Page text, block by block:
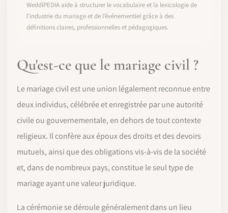
COMMENCER
WeddiPEDIA aide à structurer le vocabulaire et la lexicologie de
l’industrie du mariage et de l’événementiel grâce à des
définitions claires, professionnelles et pédagogiques.
Qu'est-ce que le mariage civil ?
Le mariage civil est une union légalement reconnue entre
deux individus, célébrée et enregistrée par une autorité
civile ou gouvernementale, en dehors de tout contexte
religieux. Il confère aux époux des droits et des devoirs
mutuels, ainsi que des obligations vis-à-vis de la société
et, dans de nombreux pays, constitue le seul type de
mariage ayant une valeur juridique.
La cérémonie se déroule généralement dans un lieu